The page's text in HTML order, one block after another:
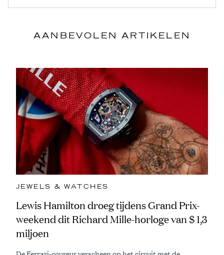
AANBEVOLEN ARTIKELEN
JEWELS & WATCHES
Lewis Hamilton droeg tijdens Grand Prix-
weekend dit Richard Mille-horloge van $ 1,3
miljoen